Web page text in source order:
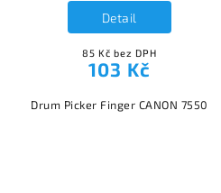
85 Kč bez DPH
103 Kč
Detail
Drum Picker Finger CANON 7550